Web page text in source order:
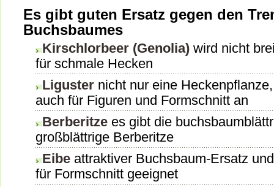
Es gibt guten Ersatz gegen den
Buchsbaumes
Kirschlorbeer (Genolia) wird nicht
für schmale Hecken
Liguster nicht nur eine
auch für Figuren und Formschnitt an
Berberitze es gibt die
großblättrige Berberitze
Eibe attraktiver Buchsbaum-Ersatz
für Formschnitt geeignet